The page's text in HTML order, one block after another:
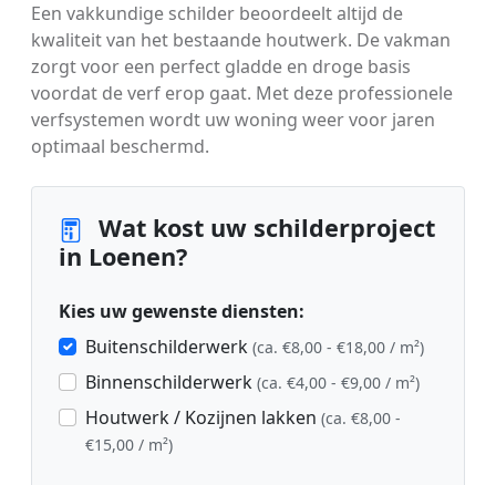
Een vakkundige schilder beoordeelt altijd de
kwaliteit van het bestaande houtwerk. De vakman
zorgt voor een perfect gladde en droge basis
voordat de verf erop gaat. Met deze professionele
verfsystemen wordt uw woning weer voor jaren
optimaal beschermd.
Wat kost uw schilderproject
in Loenen?
Kies uw gewenste diensten:
Buitenschilderwerk (ca. €8,00 - €18,00 / m²)
Binnenschilderwerk (ca. €4,00 - €9,00 / m²)
Houtwerk / Kozijnen lakken (ca. €8,00 -
€15,00 / m²)